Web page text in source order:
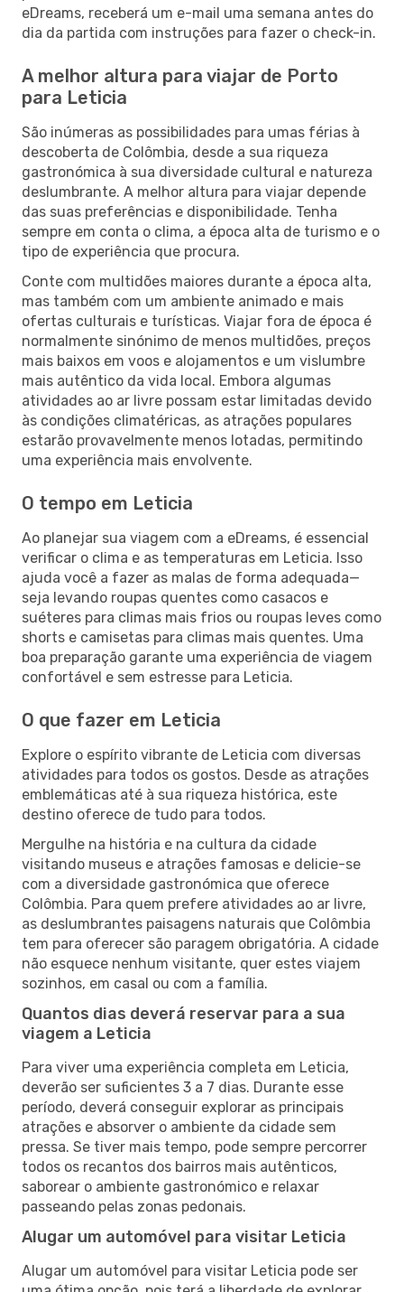
eDreams, receberá um e-mail uma semana antes do
dia da partida com instruções para fazer o check-in.
A melhor altura para viajar de Porto
para Leticia
São inúmeras as possibilidades para umas férias à
descoberta de Colômbia, desde a sua riqueza
gastronómica à sua diversidade cultural e natureza
deslumbrante. A melhor altura para viajar depende
das suas preferências e disponibilidade. Tenha
sempre em conta o clima, a época alta de turismo e o
tipo de experiência que procura.
Conte com multidões maiores durante a época alta,
mas também com um ambiente animado e mais
ofertas culturais e turísticas. Viajar fora de época é
normalmente sinónimo de menos multidões, preços
mais baixos em voos e alojamentos e um vislumbre
mais autêntico da vida local. Embora algumas
atividades ao ar livre possam estar limitadas devido
às condições climatéricas, as atrações populares
estarão provavelmente menos lotadas, permitindo
uma experiência mais envolvente.
O tempo em Leticia
Ao planejar sua viagem com a eDreams, é essencial
verificar o clima e as temperaturas em Leticia. Isso
ajuda você a fazer as malas de forma adequada—
seja levando roupas quentes como casacos e
suéteres para climas mais frios ou roupas leves como
shorts e camisetas para climas mais quentes. Uma
boa preparação garante uma experiência de viagem
confortável e sem estresse para Leticia.
O que fazer em Leticia
Explore o espírito vibrante de Leticia com diversas
atividades para todos os gostos. Desde as atrações
emblemáticas até à sua riqueza histórica, este
destino oferece de tudo para todos.
Mergulhe na história e na cultura da cidade
visitando museus e atrações famosas e delicie-se
com a diversidade gastronómica que oferece
Colômbia. Para quem prefere atividades ao ar livre,
as deslumbrantes paisagens naturais que Colômbia
tem para oferecer são paragem obrigatória. A cidade
não esquece nenhum visitante, quer estes viajem
sozinhos, em casal ou com a família.
Quantos dias deverá reservar para a sua
viagem a Leticia
Para viver uma experiência completa em Leticia,
deverão ser suficientes 3 a 7 dias. Durante esse
período, deverá conseguir explorar as principais
atrações e absorver o ambiente da cidade sem
pressa. Se tiver mais tempo, pode sempre percorrer
todos os recantos dos bairros mais autênticos,
saborear o ambiente gastronómico e relaxar
passeando pelas zonas pedonais.
Alugar um automóvel para visitar Leticia
Alugar um automóvel para visitar Leticia pode ser